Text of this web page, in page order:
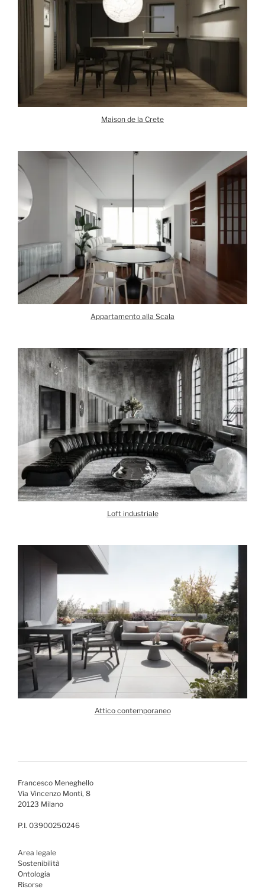
Maison de la Crete
Appartamento alla Scala
Loft industriale
Attico contemporaneo
Francesco Meneghello
Via Vincenzo Monti, 8
20123 Milano
P.I. 03900250246
Area legale
Sostenibilità
Ontologia
Risorse